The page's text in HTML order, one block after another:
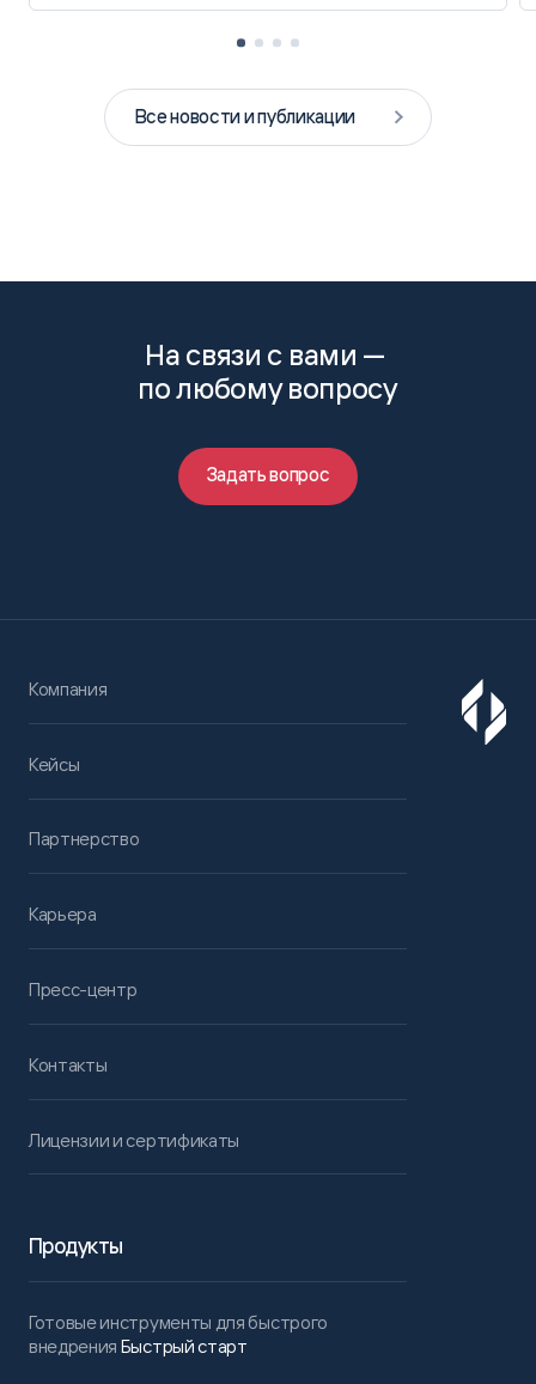
Все новости и публикации
На связи с вами —
по любому вопросу
Задать вопрос
Компания
Кейсы
Партнерство
Карьера
Пресс-центр
Контакты
Лицензии и сертификаты
Продукты
Готовые инструменты для быстрого
внедрения Быстрый старт